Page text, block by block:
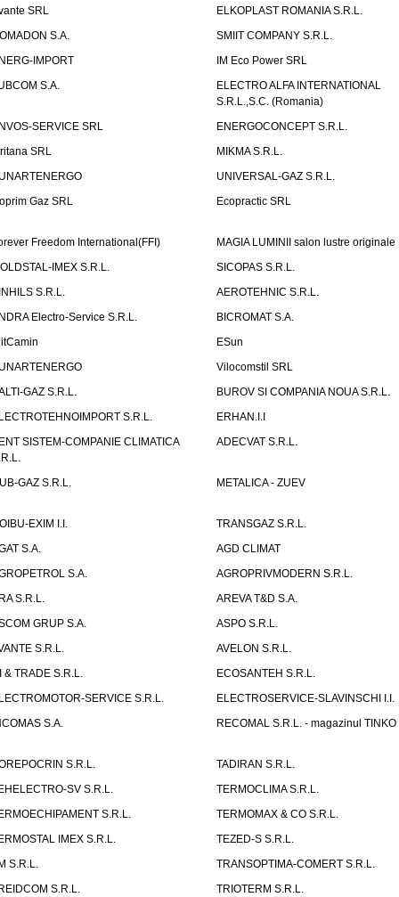
SRL
ELKOPLAST ROMANIA S.R.L.
S.A.
SMIIT COMPANY S.R.L.
IMPORT
IM Eco Power SRL
S.A.
ELECTRO ALFA INTERNATIONAL
S.R.L.,S.C. (Romania)
SERVICE SRL
ENERGOCONCEPT S.R.L.
SRL
MIKMA S.R.L.
UNIVERSAL-GAZ S.R.L.
Gaz SRL
Ecopractic SRL
Freedom International(FFI)
MAGIA LUMINII salon lustre originale
IMEX S.R.L.
SICOPAS S.R.L.
S.R.L.
AEROTEHNIC S.R.L.
Electro-Service S.R.L.
BICROMAT S.A.
ESun
Vilocomstil SRL
GAZ S.R.L.
BUROV SI COMPANIA NOUA S.R.L.
S.R.L.
ERHAN.I.I
SISTEM-COMPANIE CLIMATICA
ADECVAT S.R.L.
GAZ S.R.L. METALICA - ZUEV
EXIM I.I.
TRANSGAZ S.R.L.
S.A.
AGD CLIMAT
S.A.
AGROPRIVMODERN S.R.L.
S.R.L.
AREVA T&D S.A.
GRUP S.A.
ASPO S.R.L.
S.R.L.
AVELON S.R.L.
& TRADE S.R.L.
ECOSANTEH S.R.L.
SERVICE S.R.L.
ELECTROSERVICE-SLAVINSCHI I.I.
S.A.
RECOMAL S.R.L. - magazinul TINKO
S.R.L.
TADIRAN S.R.L.
SV S.R.L.
TERMOCLIMA S.R.L.
S.R.L.
TERMOMAX & CO S.R.L.
IMEX S.R.L.
TEZED-S S.R.L.
S.R.L.
TRANSOPTIMA-COMERT S.R.L.
S.R.L.
TRIOTERM S.R.L.